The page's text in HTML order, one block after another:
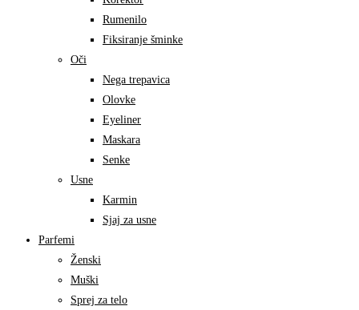
Rumenilo
Fiksiranje šminke
Oči
Nega trepavica
Olovke
Eyeliner
Maskara
Senke
Usne
Karmin
Sjaj za usne
Parfemi
Ženski
Muški
Sprej za telo